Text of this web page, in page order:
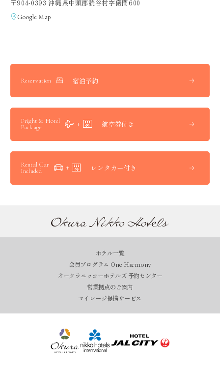
〒904-0393 沖縄県中頭郡読谷村字儀間600
Google Map
Reservation 宿泊予約
Fright & Hotel
Package
航空券付き
Rental Car
Included
レンタカー付き
ホテル一覧
会員プログラム One Harmony
オークラニッコーホテルズ 予約センター
営業拠点のご案内
マイレージ提携サービス